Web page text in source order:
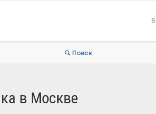
Поиск
в Москве